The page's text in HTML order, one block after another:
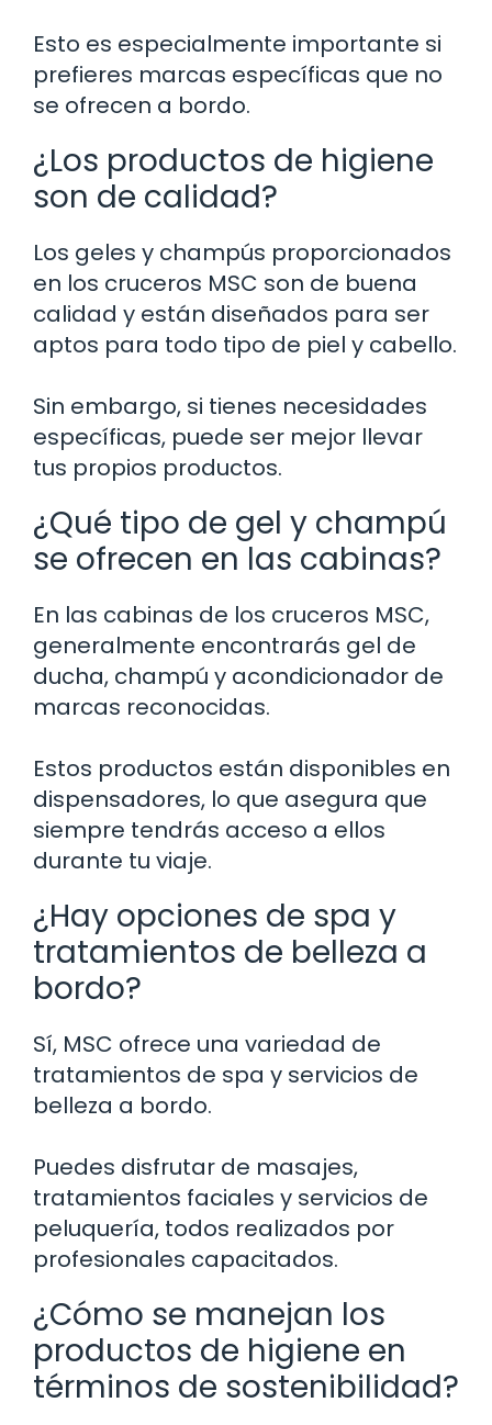
Esto es especialmente importante si
prefieres marcas específicas que no
se ofrecen a bordo.
¿Los productos de higiene
son de calidad?
Los geles y champús proporcionados
en los cruceros MSC son de buena
calidad y están diseñados para ser
aptos para todo tipo de piel y cabello.
Sin embargo, si tienes necesidades
específicas, puede ser mejor llevar
tus propios productos.
¿Qué tipo de gel y champú
se ofrecen en las cabinas?
En las cabinas de los cruceros MSC,
generalmente encontrarás gel de
ducha, champú y acondicionador de
marcas reconocidas.
Estos productos están disponibles en
dispensadores, lo que asegura que
siempre tendrás acceso a ellos
durante tu viaje.
¿Hay opciones de spa y
tratamientos de belleza a
bordo?
Sí, MSC ofrece una variedad de
tratamientos de spa y servicios de
belleza a bordo.
Puedes disfrutar de masajes,
tratamientos faciales y servicios de
peluquería, todos realizados por
profesionales capacitados.
¿Cómo se manejan los
productos de higiene en
términos de sostenibilidad?